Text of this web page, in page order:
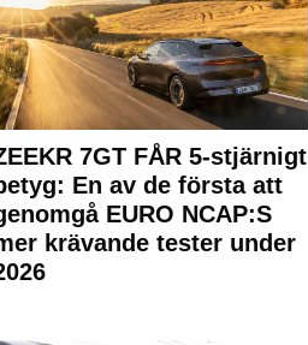
7GT FÅR 5-stjärnigt
En av de första att
EURO NCAP:S
krävande tester under